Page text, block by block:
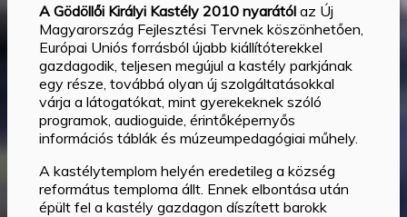
A Gödöllői Királyi Kastély 2010 nyarától az Új
Magyarország Fejlesztési Tervnek köszönhetően,
Európai Uniós forrásból újabb kiállítóterekkel
gazdagodik, teljesen megújul a kastély parkjának
egy része, továbbá olyan új szolgáltatásokkal
várja a látogatókat, mint gyerekeknek szóló
programok, audioguide, érintőképernyős
információs táblák és múzeumpedagógiai műhely.
A kastélytemplom helyén eredetileg a község
református temploma állt. Ennek elbontása után
épült fel a kastély gazdagon díszített barokk